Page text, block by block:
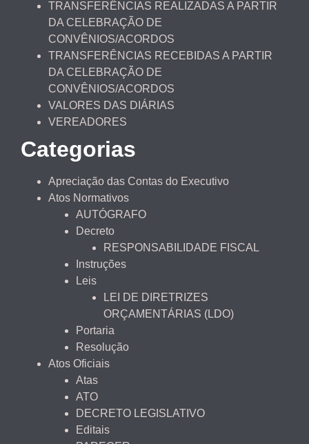
TRANSFERÊNCIAS REALIZADAS A PARTIR
DA CELEBRAÇÃO DE
CONVÊNIOS/ACORDOS
TRANSFERÊNCIAS RECEBIDAS A PARTIR
DA CELEBRAÇÃO DE
CONVÊNIOS/ACORDOS
VALORES DAS DIÁRIAS
VEREADORES
Categorias
Apreciação das Contas do Executivo
Atos Normativos
AUTÓGRAFO
Decreto
RESPONSABILIDADE FISCAL
Instruções
Leis
LEI DE DIRETRIZES
ORÇAMENTÁRIAS (LDO)
Portaria
Resolução
Atos Oficiais
Atas
ATO
DECRETO LEGISLATIVO
Editais